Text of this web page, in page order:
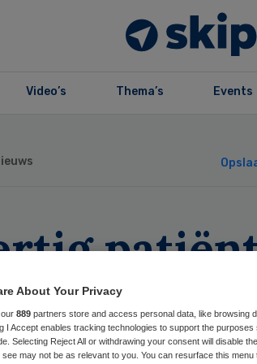
Video’s Thema’s Events
na
About Your Privacy
889 partners store and access personal data, like browsing
I Accept enables tracking technologies to support the
Selecting Reject All or withdrawing your consent will disable
see may not be as relevant to you. You can resurface this